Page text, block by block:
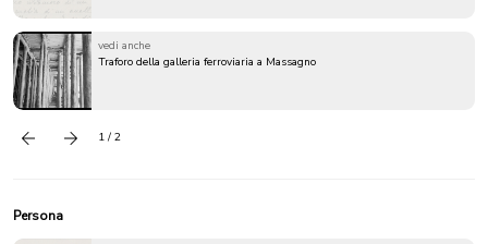
vedi anche
Traforo della galleria ferroviaria a Massagno
Precedentesuccessivo
1 / 2
Persona